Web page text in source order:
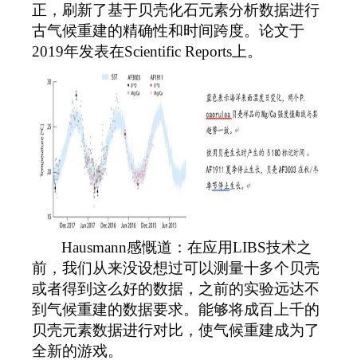
正，刷新了基于贝壳化石元素分析数据进行
古气候重建的精确性和时间跨度。论文于
2019年发表在Scientific Reports上。
Hausmann感慨道：在应用LIBS技术之
前，我们从来没设想过可以测量十多个贝壳
或者得到这么好的数据，之前的实验远达不
到气候重建的数据要求。能够将成百上千的
贝壳元素数据进行对比，使气候重建成为了
全新的游戏。